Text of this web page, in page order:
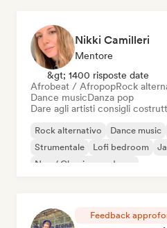
Nikki Camilleri
Mentore
&gt; 1400 risposte date
Afrobeat / AfropopRock
Dance musicDanza pop
Dare agli artisti consigli
Rock alternativo Dance music
Strumentale
Lofi bedroom
Neo / Classico moderno
Feedback